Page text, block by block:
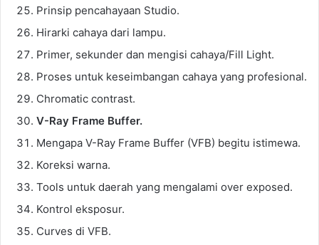
Prinsip pencahayaan Studio.
Hirarki cahaya dari lampu.
Primer, sekunder dan mengisi cahaya/Fill Light.
Proses untuk keseimbangan cahaya yang profesional.
Chromatic contrast.
V-Ray Frame Buffer.
Mengapa V-Ray Frame Buffer (VFB) begitu istimewa.
Koreksi warna.
Tools untuk daerah yang mengalami over exposed.
Kontrol eksposur.
Curves di VFB.